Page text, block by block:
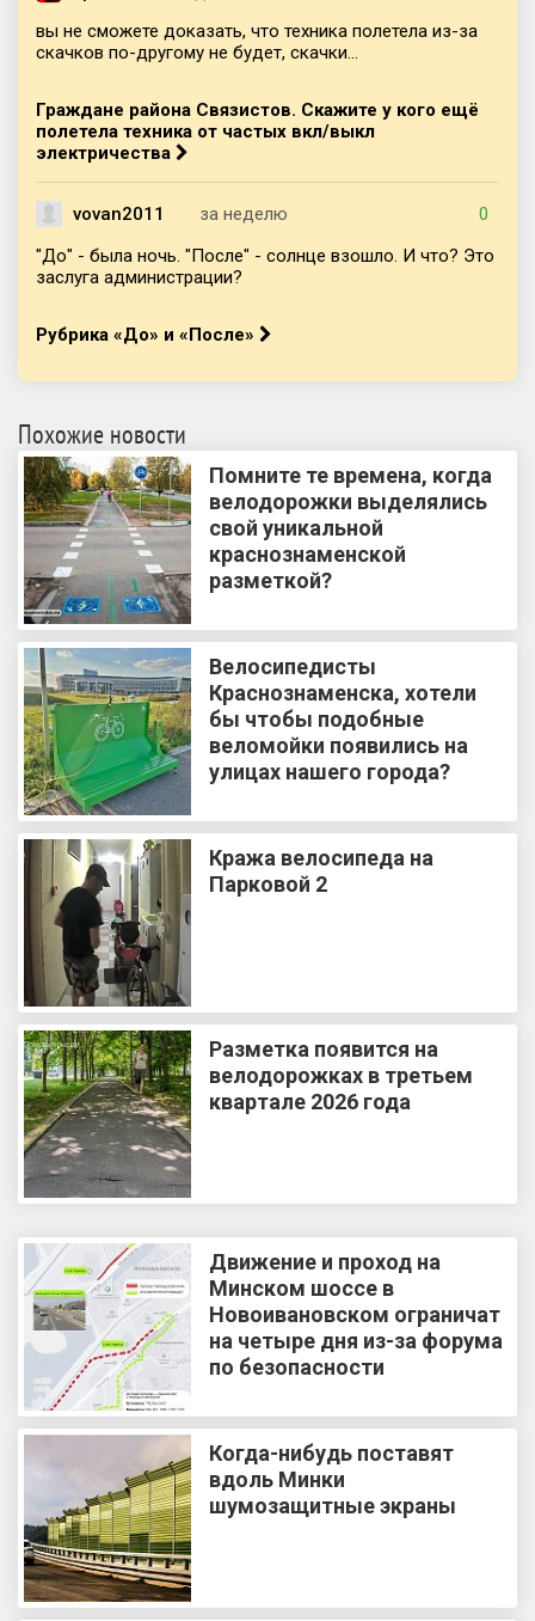
вы не сможете доказать, что техника полетела из-за
скачков по-другому не будет, скачки...
Граждане района Связистов. Скажите у кого ещё
полетела техника от частых вкл/выкл
электричества
vovan2011 за неделю
0
"До" - была ночь. "После" - солнце взошло. И что? Это
заслуга администрации?
Рубрика «До» и «После»
Похожие новости
Помните те времена, когда
велодорожки выделялись
свой уникальной
краснознаменской
разметкой?
Велосипедисты
Краснознаменска, хотели
бы чтобы подобные
веломойки появились на
улицах нашего города?
Кража велосипеда на
Парковой 2
Разметка появится на
велодорожках в третьем
квартале 2026 года
Движение и проход на
Минском шоссе в
Новоивановском ограничат
на четыре дня из-за форума
по безопасности
Когда-нибудь поставят
вдоль Минки
шумозащитные экраны